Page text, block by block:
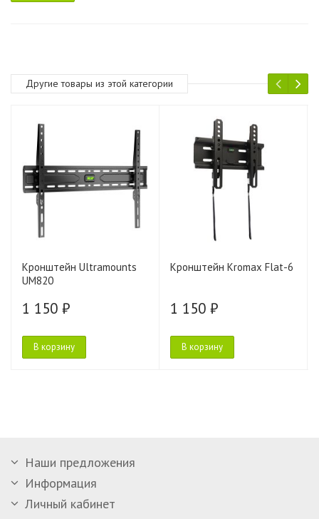
Другие товары из этой категории
Кронштейн Ultramounts
UM820
1 150 ₽
В корзину
Кронштейн Kromax Flat-6
1 150 ₽
В корзину
Наши предложения
Информация
Личный кабинет